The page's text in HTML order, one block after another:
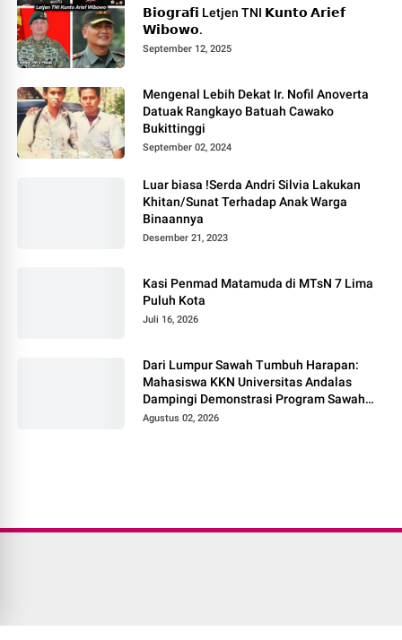
𝗕𝗶𝗼𝗴𝗿𝗮𝗳𝗶 Letjen TNI 𝗞𝘂𝗻𝘁𝗼 𝗔𝗿𝗶𝗲𝗳
𝗪𝗶𝗯𝗼𝘄𝗼.
September 12, 2025
Mengenal Lebih Dekat Ir. Nofil Anoverta
Datuak Rangkayo Batuah Cawako
Bukittinggi
September 02, 2024
Luar biasa !Serda Andri Silvia Lakukan
Khitan/Sunat Terhadap Anak Warga
Binaannya
Desember 21, 2023
Kasi Penmad Matamuda di MTsN 7 Lima
Puluh Kota
Juli 16, 2026
Dari Lumpur Sawah Tumbuh Harapan:
Mahasiswa KKN Universitas Andalas
Dampingi Demonstrasi Program Sawah
Pokok Murah di Jorong Bayua
Agustus 02, 2026